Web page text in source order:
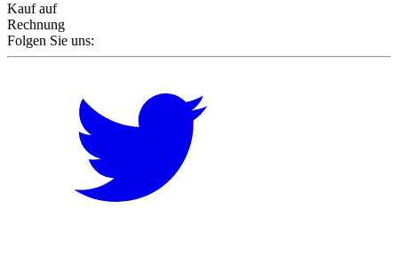
Kauf auf
Rechnung
Folgen Sie uns: